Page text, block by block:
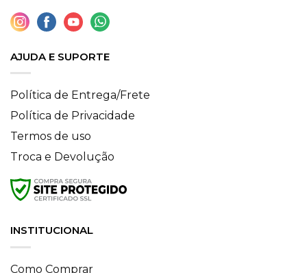
AJUDA E SUPORTE
Política de Entrega/Frete
Política de Privacidade
Termos de uso
Troca e Devolução
INSTITUCIONAL
Como Comprar